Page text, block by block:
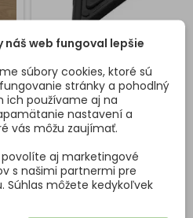
KLZÁK TROJUHOLNÍK -
ČIERNY 10KS
Plastový klzák trojuholník s
náš web fungoval lepšie
súbory cookies, ktoré sú
stránky a pohodlný
ich používame aj na
nastavení a
vás môžu zaujímať.
povolíte aj marketingové
s našimi partnermi pre
Súhlas môžete kedykoľvek